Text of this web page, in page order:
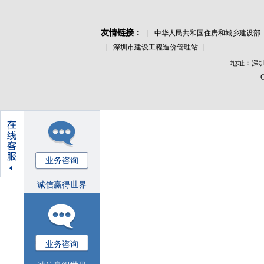
友情链接：
中华人民共和国住房和城乡建设部
深圳市建设工程造价管理站
地址：深
业务咨询
诚信赢得世界
业务咨询